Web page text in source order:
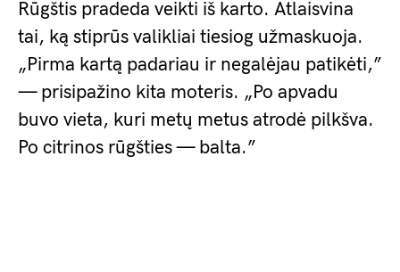
Rūgštis pradeda veikti iš karto. Atlaisvina
tai, ką stiprūs valikliai tiesiog užmaskuoja.
„Pirma kartą padariau ir negalėjau patikėti,”
— prisipažino kita moteris. „Po apvadu
buvo vieta, kuri metų metus atrodė pilkšva.
Po citrinos rūgšties — balta.”